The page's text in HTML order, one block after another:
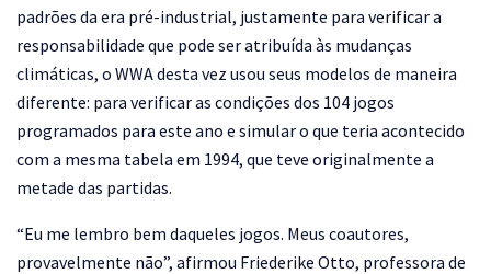
padrões da era pré-industrial, justamente para verificar a
responsabilidade que pode ser atribuída às mudanças
climáticas, o WWA desta vez usou seus modelos de maneira
diferente: para verificar as condições dos 104 jogos
programados para este ano e simular o que teria acontecido
com a mesma tabela em 1994, que teve originalmente a
metade das partidas.
“Eu me lembro bem daqueles jogos. Meus coautores,
provavelmente não”, afirmou Friederike Otto, professora de